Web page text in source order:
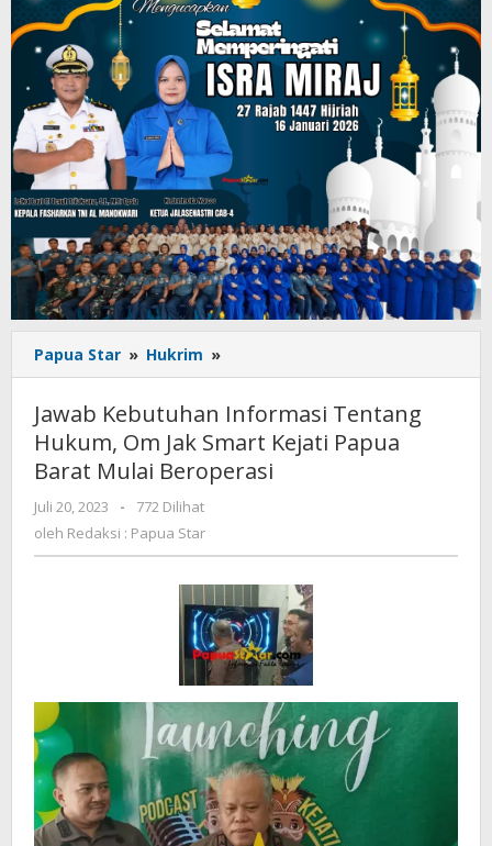
Papua Star » Hukrim »
Kebutuhan
Tentang
Hukum,
Om
Papua
Barat
Mulai
Beroperasi
Jawab Kebutuhan Informasi Tentang
Hukum, Om Jak Smart Kejati Papua
Barat Mulai Beroperasi
Juli 20, 2023
oleh
Redaksi
-
772 Dilihat
oleh Redaksi : Papua Star